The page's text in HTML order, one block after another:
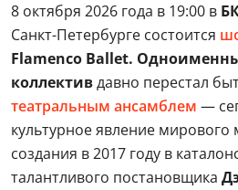
8 октября 2026 года в 19:00 в
Санкт-Петербурге состоится
Flamenco Ballet.
коллективдавно перестал
театральным ансамблем —
культурное явление
создания в 2017 году в
талантливого постановщика